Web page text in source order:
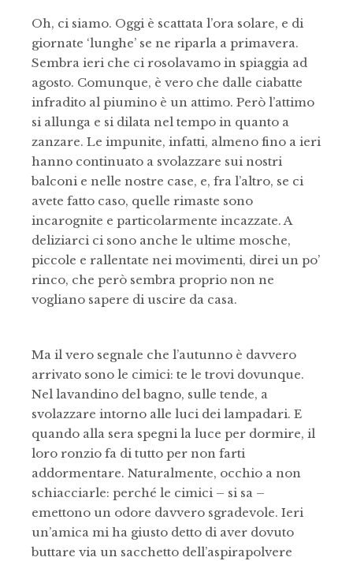
Oh, ci siamo. Oggi è scattata l’ora solare, e di
giornate ‘lunghe’ se ne riparla a primavera.
Sembra ieri che ci rosolavamo in spiaggia ad
agosto. Comunque, è vero che dalle ciabatte
infradito al piumino è un attimo. Però l’attimo
si allunga e si dilata nel tempo in quanto a
zanzare. Le impunite, infatti, almeno fino a ieri
hanno continuato a svolazzare sui nostri
balconi e nelle nostre case, e, fra l’altro, se ci
avete fatto caso, quelle rimaste sono
incarognite e particolarmente incazzate. A
deliziarci ci sono anche le ultime mosche,
piccole e rallentate nei movimenti, direi un po’
rinco, che però sembra proprio non ne
vogliano sapere di uscire da casa.
Ma il vero segnale che l’autunno è davvero
arrivato sono le cimici: te le trovi dovunque.
Nel lavandino del bagno, sulle tende, a
svolazzare intorno alle luci dei lampadari. E
quando alla sera spegni la luce per dormire, il
loro ronzio fa di tutto per non farti
addormentare. Naturalmente, occhio a non
schiacciarle: perché le cimici – si sa –
emettono un odore davvero sgradevole. Ieri
un’amica mi ha giusto detto di aver dovuto
buttare via un sacchetto dell’aspirapolvere